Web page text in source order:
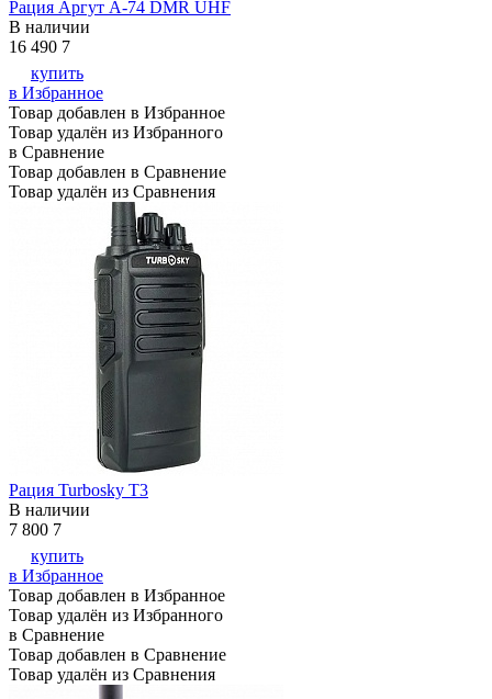
Рация Аргут А-74 DMR UHF
В наличии
16 490 7
купить
в Избранное
Товар добавлен в Избранное
Товар удалён из Избранного
в Сравнение
Товар добавлен в Сравнение
Товар удалён из Сравнения
Рация Turbosky T3
В наличии
7 800 7
купить
в Избранное
Товар добавлен в Избранное
Товар удалён из Избранного
в Сравнение
Товар добавлен в Сравнение
Товар удалён из Сравнения